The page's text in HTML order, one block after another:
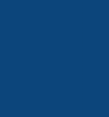
спортліцей-09)
ДФКС (Дніпро)-09)